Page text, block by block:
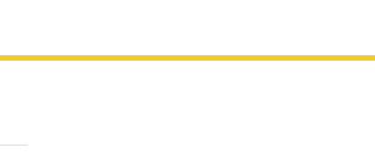
Dr. Şakir Paşa Sok. No3/A Kadıköy İstanbul